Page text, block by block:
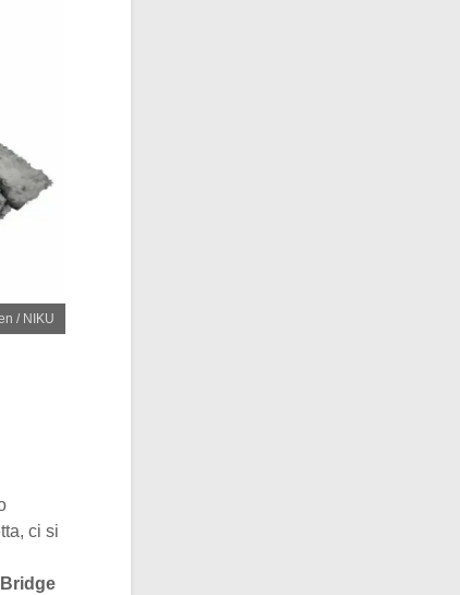
/ NIKU
ci si